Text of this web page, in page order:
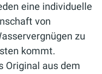
eine individuelle
von
zu
kommt.
Original aus dem